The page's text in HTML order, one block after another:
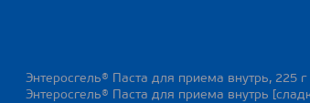
Энтеросгель® Паста для приема внутрь,
Энтеросгель® Паста для приема внутрь